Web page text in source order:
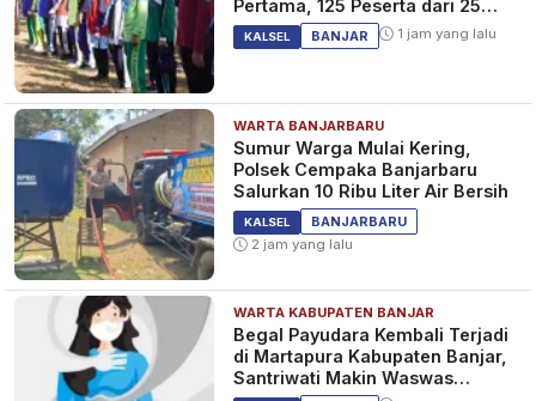
EKONOMI 6 bulan yang lalu
WOW! Harga Emas Siap Naik
"Gila-Gilaan ke Rp 2,4
Juta/Gram, Dipicu Manuver The
Fed!
EKONOMI 9 bulan yang lalu
Kondisi Global Tidak Pasti,
Harga Emas Kembali Naik Hari
ini, Cetak Rekor Baru
Rp2.297.000/Gram
Pertama, 125 Peserta dari 25
Sekolah
KALSEL BANJAR 1 jam yang lalu
WARTA BANJARBARU
Sumur Warga Mulai Kering,
Polsek Cempaka Banjarbaru
Salurkan 10 Ribu Liter Air Bersih
KALSEL
BANJARBARU
2 jam yang lalu
WARTA KABUPATEN BANJAR
Begal Payudara Kembali Terjadi
di Martapura Kabupaten Banjar,
Santriwati Makin Waswas